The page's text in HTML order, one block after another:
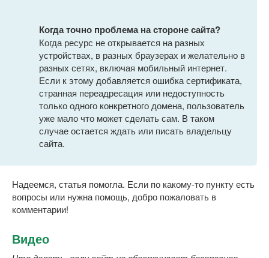
Когда точно проблема на стороне сайта?
Когда ресурс не открывается на разных
устройствах, в разных браузерах и желательно в
разных сетях, включая мобильный интернет.
Если к этому добавляется ошибка сертификата,
странная переадресация или недоступность
только одного конкретного домена, пользователь
уже мало что может сделать сам. В таком
случае остается ждать или писать владельцу
сайта.
Надеемся, статья помогла. Если по какому-то пункту есть
вопросы или нужна помощь, добро пожаловать в
комментарии!
Видео